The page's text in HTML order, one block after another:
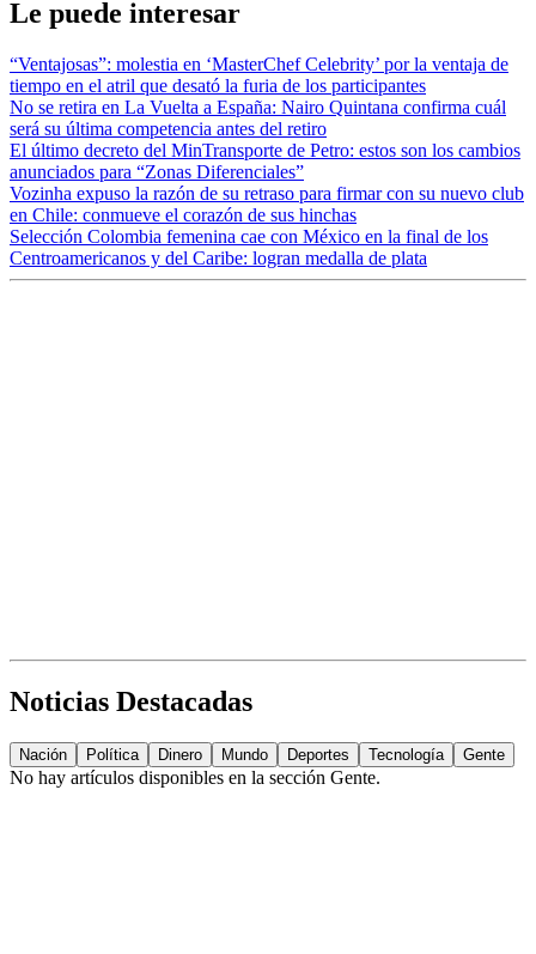
Le puede interesar
“Ventajosas”: molestia en ‘MasterChef Celebrity’ por la ventaja de
tiempo en el atril que desató la furia de los participantes
No se retira en La Vuelta a España: Nairo Quintana confirma cuál
será su última competencia antes del retiro
El último decreto del MinTransporte de Petro: estos son los cambios
anunciados para “Zonas Diferenciales”
Vozinha expuso la razón de su retraso para firmar con su nuevo club
en Chile: conmueve el corazón de sus hinchas
Selección Colombia femenina cae con México en la final de los
Centroamericanos y del Caribe: logran medalla de plata
Noticias Destacadas
Nación Política Dinero Mundo Deportes Tecnología Gente
No hay artículos disponibles en la sección Gente.